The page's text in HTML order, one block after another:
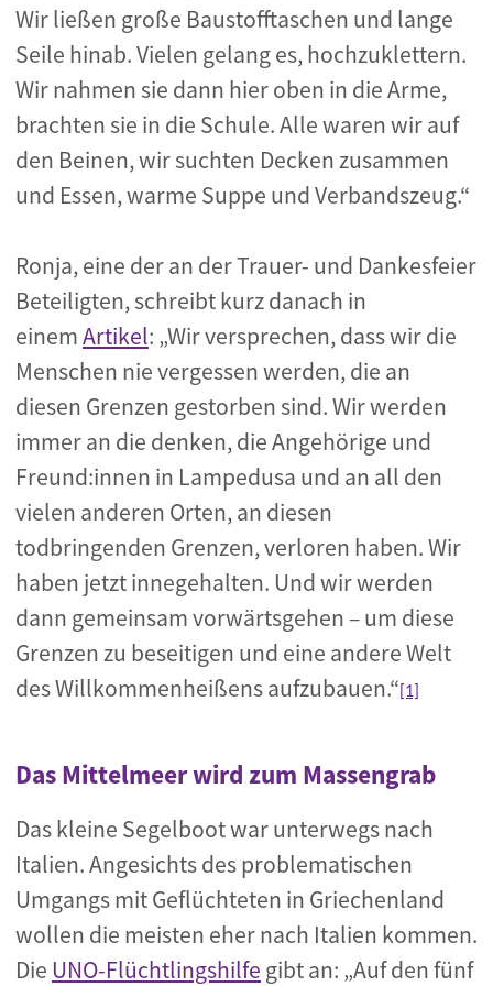
Wir ließen große Baustofftaschen und lange
Seile hinab. Vielen gelang es, hochzuklettern.
Wir nahmen sie dann hier oben in die Arme,
brachten sie in die Schule. Alle waren wir auf
den Beinen, wir suchten Decken zusammen
und Essen, warme Suppe und Verbandszeug.“
Ronja, eine der an der Trauer- und Dankesfeier
Beteiligten, schreibt kurz danach in
einemArtikel: „Wir versprechen, dass wir die
Menschen nie vergessen werden, die an
diesen Grenzen gestorben sind. Wir werden
immer an die denken, die Angehörige und
Freund:innen in Lampedusa und an all den
vielen anderen Orten, an diesen
todbringenden Grenzen, verloren haben. Wir
haben jetzt innegehalten. Und wir werden
dann gemeinsam vorwärtsgehen – um diese
Grenzen zu beseitigen und eine andere Welt
des Willkommenheißensaufzubauen.“ [1]
Das Mittelmeer wird zum Massengrab
Das kleine Segelboot war unterwegs nach
Italien. Angesichts des problematischen
Umgangs mit Geflüchteten in Griechenland
wollen die meisten eher nach Italien kommen.
Die UNO-Flüchtlingshilfe gibt an: „Auf den fünf